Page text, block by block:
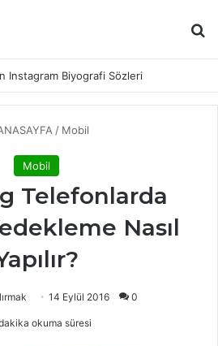
Instagram Biyografi Sözleri
/ Mobil
Mobil
Telefonlarda
Nasıl
14 Eylül 2016 0
okuma süresi